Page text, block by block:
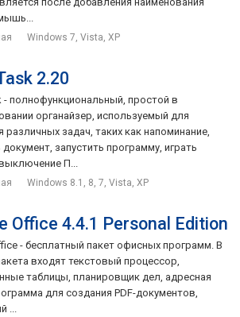
Windows 7, Vista, XP
2.20
- полнофункциональный, простой в
органайзер, используемый для
различных задач, таких как напоминание,
запустить программу, играть
П...
Windows 8.1, 8, 7, Vista, XP
Office 4.4.1 Personal Edition
- бесплатный пакет офисных программ. В
входят текстовый процессор,
таблицы, планировщик дел, адресная
для создания PDF-документов,
...